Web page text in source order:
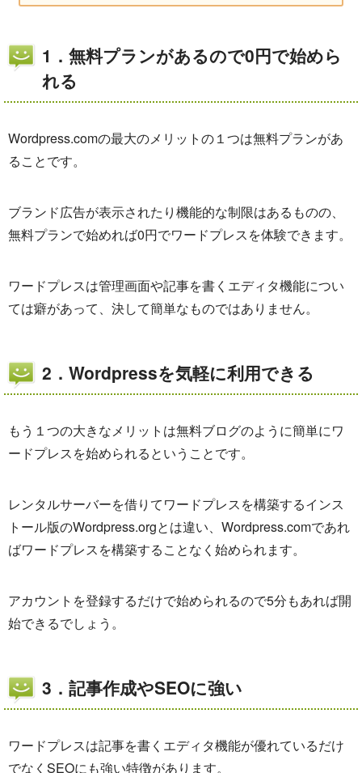
1．無料プランがあるので0円で始めら
れる
Wordpress.comの最大のメリットの１つは無料プランがあ
ることです。
ブランド広告が表示されたり機能的な制限はあるものの、
無料プランで始めれば0円でワードプレスを体験できます。
ワードプレスは管理画面や記事を書くエディタ機能につい
ては癖があって、決して簡単なものではありません。
2．Wordpressを気軽に利用できる
もう１つの大きなメリットは無料ブログのように簡単にワ
ードプレスを始められるということです。
レンタルサーバーを借りてワードプレスを構築するインス
トール版のWordpress.orgとは違い、Wordpress.comであれ
ばワードプレスを構築することなく始められます。
アカウントを登録するだけで始められるので5分もあれば開
始できるでしょう。
3．記事作成やSEOに強い
ワードプレスは記事を書くエディタ機能が優れているだけ
でなくSEOにも強い特徴があります。